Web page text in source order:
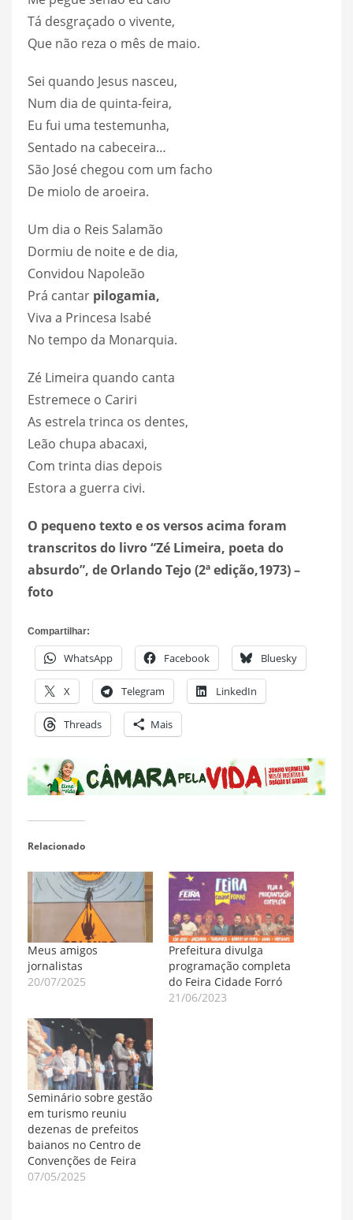
Tá desgraçado o vivente,
Que não reza o mês de maio.
Sei quando Jesus nasceu,
Num dia de quinta-feira,
Eu fui uma testemunha,
Sentado na cabeceira…
São José chegou com um facho
De miolo de aroeira.
Um dia o Reis Salamão
Dormiu de noite e de dia,
Convidou Napoleão
Prá cantar pilogamia,
Viva a Princesa Isabé
No tempo da Monarquia.
Zé Limeira quando canta
Estremece o Cariri
As estrela trinca os dentes,
Leão chupa abacaxi,
Com trinta dias depois
Estora a guerra civi.
O pequeno texto e os versos acima foram
transcritos do livro “Zé Limeira, poeta do
absurdo”, de Orlando Tejo (2ª edição,1973) –
foto
Compartilhar:
WhatsApp Facebook Bluesky
X Telegram LinkedIn
Threads Mais
Relacionado
Meus amigos
jornalistas
20/07/2025
Prefeitura divulga
programação completa
do Feira Cidade Forró
21/06/2023
Seminário sobre gestão
em turismo reuniu
dezenas de prefeitos
baianos no Centro de
Convenções de Feira
07/05/2025